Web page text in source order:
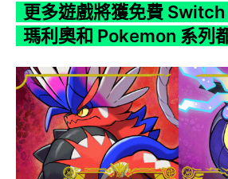
更多遊戲將獲免費
瑪利奧和 Pokemon 系列